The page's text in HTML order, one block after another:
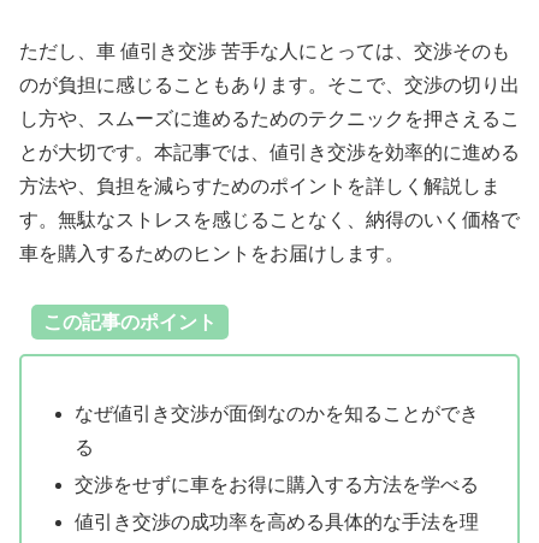
ただし、車 値引き交渉 苦手な人にとっては、交渉そのも
のが負担に感じることもあります。そこで、交渉の切り出
し方や、スムーズに進めるためのテクニックを押さえるこ
とが大切です。本記事では、値引き交渉を効率的に進める
方法や、負担を減らすためのポイントを詳しく解説しま
す。無駄なストレスを感じることなく、納得のいく価格で
車を購入するためのヒントをお届けします。
この記事のポイント
なぜ値引き交渉が面倒なのかを知ることができ
る
交渉をせずに車をお得に購入する方法を学べる
値引き交渉の成功率を高める具体的な手法を理